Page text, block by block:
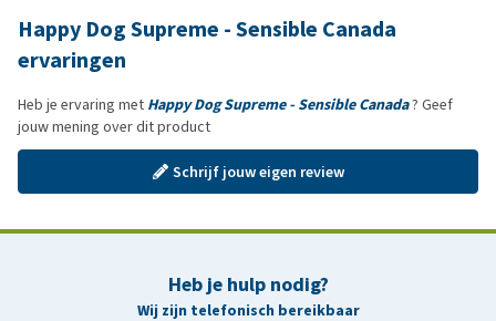
Happy Dog Supreme - Sensible Canada
ervaringen
Heb je ervaring met Happy Dog Supreme - Sensible Canada? Geef
jouw mening over dit product
Schrijf jouw eigen review
Heb je hulp nodig?
Wij zijn telefonisch bereikbaar